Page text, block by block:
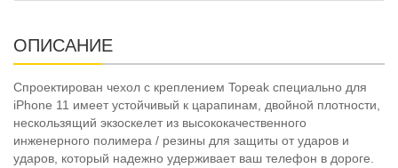
ОПИСАНИЕ
Спроектирован чехол с креплением Topeak специально для
iPhone 11 имеет устойчивый к царапинам, двойной плотности,
нескользящий экзоскелет из высококачественного
инженерного полимера / резины для защиты от ударов и
ударов, который надежно удерживает ваш телефон в дороге.